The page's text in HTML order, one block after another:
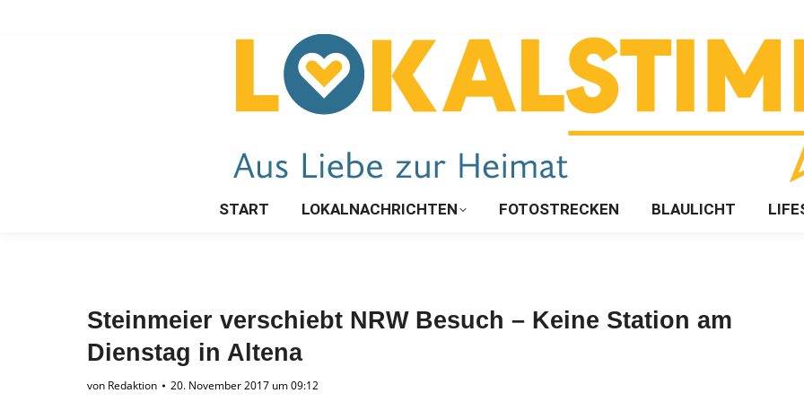
START LOKALNACHRICHTEN FOTOSTRECKEN BLAULICHT
Steinmeier verschiebt NRW Besuch – Keine Station am
Dienstag in Altena
von Redaktion 20. November 2017 um 09:12